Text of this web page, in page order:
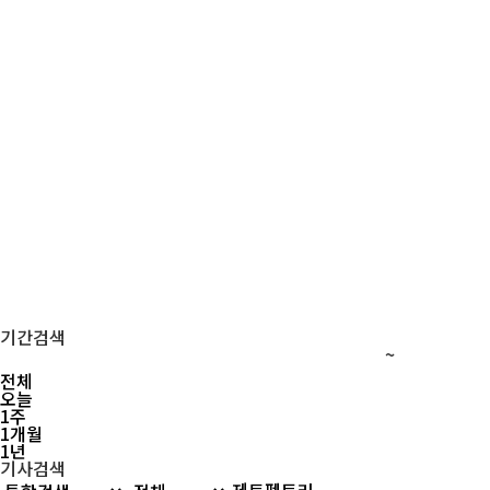
기간검색
~
전체
오늘
1주
1개월
1년
기사검색